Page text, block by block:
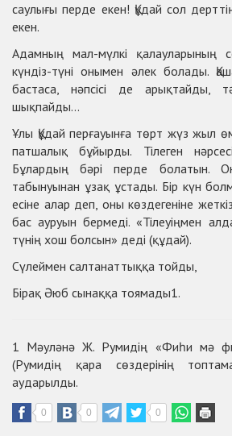
саулығы перде екен! Құдай сол
екен.
Адамның мал-мүлкі қалауларының
күндіз-түні онымен әлек болады.
бастаса, нәпсісі де арықтайды,
шықпайды...
Ұлы Құдай перғауынға төрт жүз жыл
патшалық бұйырды. Тілеген
Бұлардың бәрі перде болатын.
табынуынан ұзақ ұстады. Бір күн
есіне алар деп, оны көздегеніне
бас ауруын бермеді. «Тілеуіңмен
түнің хош болсын» деді (құдай).
Сүлеймен салтанаттыққа тойды,
Бірақ Әюб сынаққа тоямады1.
1 Мәуләнә Ж. Румидің «Фиһи мә
(Румидің қара сөздерінің
аударылды.
0 0 0